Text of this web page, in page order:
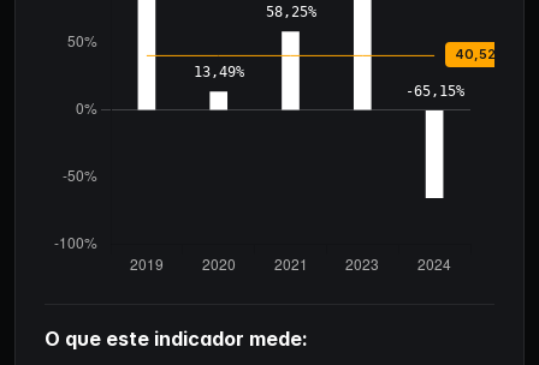
O que este indicador mede: